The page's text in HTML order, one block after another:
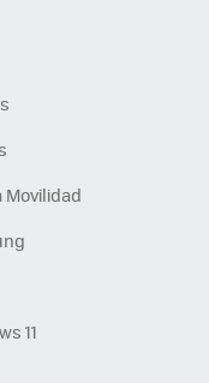
Movilidad
11